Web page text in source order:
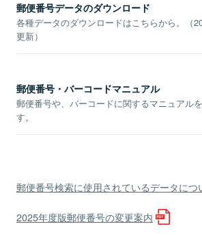
郵便番号データのダウンロード
各種データのダウンロードはこちらから。（
更新）
郵便番号・バーコードマニュアル
郵便番号や、バーコードに関するマニュアル
す。
郵便番号検索に使用されているデータにつ
2025年度版郵便番号の変更案内